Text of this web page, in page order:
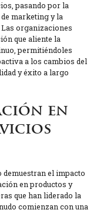
pasando por la
marketing y la
organizaciones
que aliente la
permitiéndoles
a los cambios del
y éxito a largo
en
el impacto
en productos y
que han liderado la
comienzan con una